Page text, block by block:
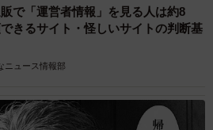
で「運営者情報」を見る人は約8
きるサイト・怪しいサイトの判断基
ニュース情報部